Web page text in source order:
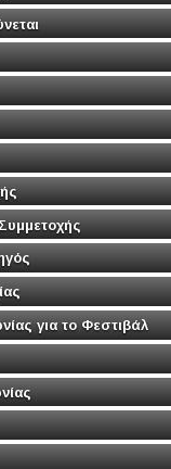
για το Φεστιβάλ